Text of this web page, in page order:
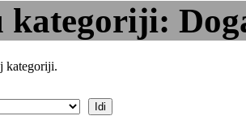
kategoriji:
kategoriji.